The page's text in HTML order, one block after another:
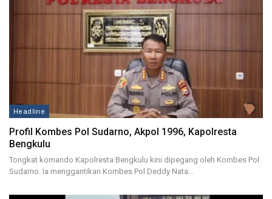
Headline
Profil Kombes Pol Sudarno, Akpol 1996, Kapolresta
Bengkulu
Tongkat komando Kapolresta Bengkulu kini dipegang oleh Kombes Pol
Sudarno. Ia menggantikan Kombes Pol Deddy Nata…